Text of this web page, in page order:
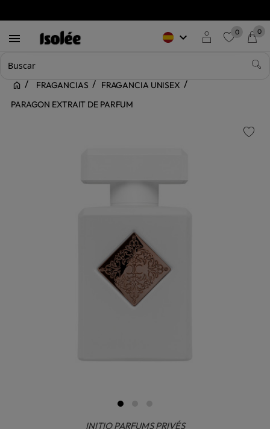
 keyboard_arrow_down 0 0
FRAGANCIAS
FRAGANCIA UNISEX
PARAGON EXTRAIT DE PARFUM
INITIO PARFUMS PRIVÉS